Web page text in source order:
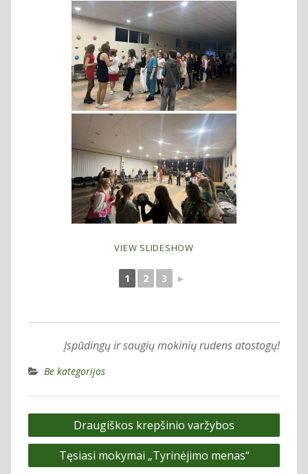
VIEW SLIDESHOW
1 2 3 ►
Įspūdingų ir saugių mokinių rudens atostogų!
Be kategorijos
Navigacija
tarp
įrašų
Draugiškos krepšinio varžybos
Tęsiasi mokymai „Tyrinėjimo menas“